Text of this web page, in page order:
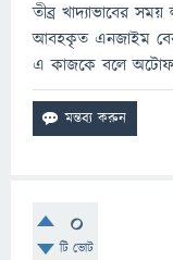
তীব্র খাদ্যাভাবের
আবহকৃত এনজাইম বের
এ কাজকে বলে
0
টি ভোট